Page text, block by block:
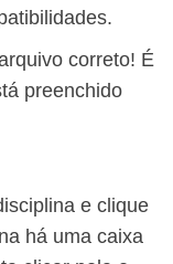
correto! É
preenchido
e clique
há uma caixa